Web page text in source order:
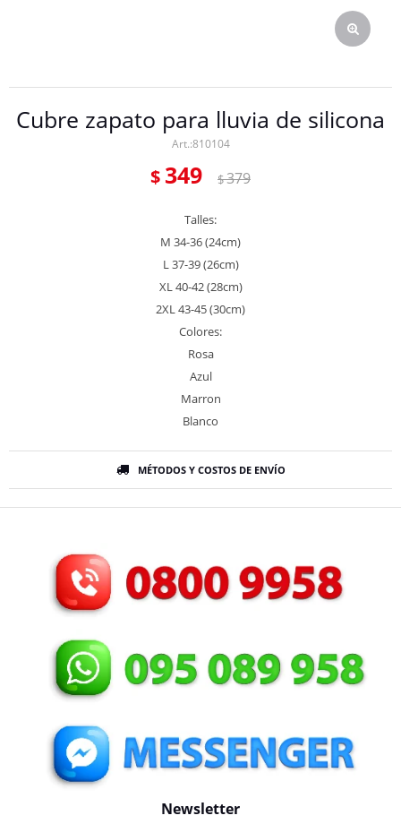
Cubre zapato para lluvia de silicona
810104
$ 349 $379
Talles:
M 34-36 (24cm)
L 37-39 (26cm)
XL 40-42 (28cm)
2XL 43-45 (30cm)
Colores:
Rosa
Azul
Marron
Blanco
MÉTODOS Y COSTOS DE ENVÍO
Newsletter